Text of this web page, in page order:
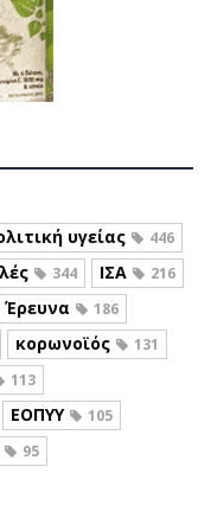
υγείας 446
344 ΙΣΑ 216
Έρευνα 186
κορωνοϊός 131
113
ΕΟΠΥΥ 105
95